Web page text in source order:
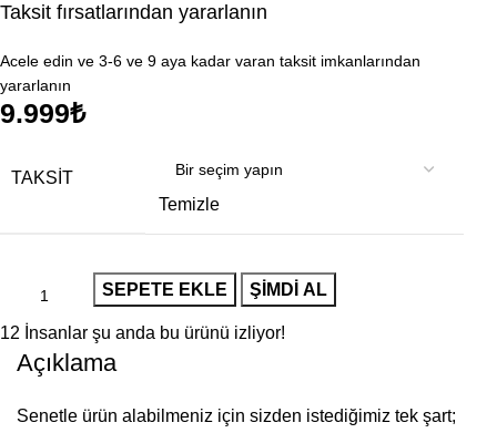
Taksit fırsatlarından yararlanın
Acele edin ve 3-6 ve 9 aya kadar varan taksit imkanlarından
yararlanın
9.999₺
TAKSIT
Temizle
SEPETE EKLE ŞIMDI AL
12 İnsanlar şu anda bu ürünü izliyor!
Açıklama
Senetle ürün alabilmeniz için sizden istediğimiz tek şart;